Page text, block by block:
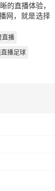
的直播体验，
网，就是选择
直播
播足球